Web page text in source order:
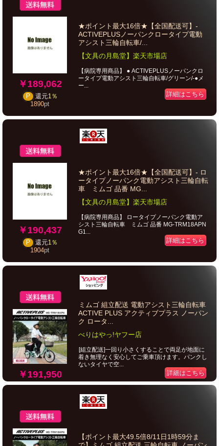
￥189,062
P 還元1％
1890pt
★ポイント最大16倍★【全国配送可】-
ACTIVEPLUSノーパンクロータイプ電動
アシスト三輪自転車/...
【文具の月島堂】楽天市場店
【病院専用商品】 ● ACTIVEPLUSノーパンクロ
ータイプ電動アシスト三輪自転車/グリーン/-●メ
ー...
詳細はこちら
￥190,437
P 還元1％
1904pt
★ポイント最大16倍★【全国配送可】- ロ
ータイプノーパンク電動アシスト三輪自転
車 ミムゴ 品番 MG...
【文具の月島堂】楽天市場店
【病院専用商品】 ロータイプノーパンク電動ア
シスト三輪自転車 ミムゴ 品番 MG-TRM18APN
G1...
詳細はこちら
￥191,950
ミムゴ 組立配送 電動アシスト三輪自転車
ACTIVE PLUS アクティブプラス ノーパン
ク ロータ...
べりはやっ!ヤフー店
[組立配送]一回り小さくすることで両足が地面に
着き無理なく安心してご乗車頂けます。パンクし
ないタイヤで空...
詳細はこちら
【ポイント最大49.5倍8/11日1時59分ま